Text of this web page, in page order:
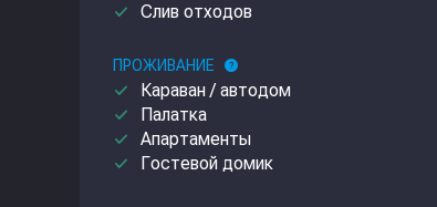
done Слив отходов
ПРОЖИВАНИЕ help
done Караван / автодом
done Палатка
done Апартаменты
done Гостевой домик